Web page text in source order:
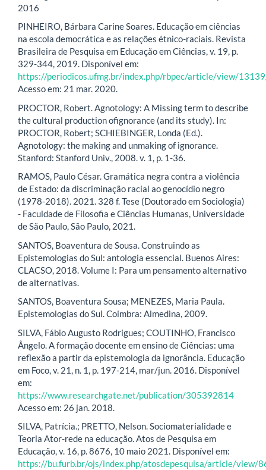
2016
PINHEIRO, Bárbara Carine Soares. Educação em ciências
na escola democrática e as relações étnico-raciais. Revista
Brasileira de Pesquisa em Educação em Ciências, v. 19, p.
329-344, 2019. Disponível em:
https://periodicos.ufmg.br/index.php/rbpec/article/view/
Acesso em: 21 mar. 2020.
PROCTOR, Robert. Agnotology: A Missing term to describe
the cultural production ofignorance (and its study). In:
PROCTOR, Robert; SCHIEBINGER, Londa (Ed.).
Agnotology: the making and unmaking of ignorance.
Stanford: Stanford Univ., 2008. v. 1, p. 1-36.
RAMOS, Paulo César. Gramática negra contra a violência
de Estado: da discriminação racial ao genocídio negro
(1978-2018). 2021. 328 f. Tese (Doutorado em Sociologia)
- Faculdade de Filosofia e Ciências Humanas, Universidade
de São Paulo, São Paulo, 2021.
SANTOS, Boaventura de Sousa. Construindo as
Epistemologias do Sul: antologia essencial. Buenos Aires:
CLACSO, 2018. Volume I: Para um pensamento alternativo
de alternativas.
SANTOS, Boaventura Sousa; MENEZES, Maria Paula.
Epistemologias do Sul. Coimbra: Almedina, 2009.
SILVA, Fábio Augusto Rodrigues; COUTINHO, Francisco
Ângelo. A formação docente em ensino de Ciências: uma
reflexão a partir da epistemologia da ignorância. Educação
em Foco, v. 21, n. 1, p. 197-214, mar/jun. 2016. Disponível
em:
https://www.researchgate.net/publication/305392814
Acesso em: 26 jan. 2018.
SILVA, Patrícia.; PRETTO, Nelson. Sociomaterialidade e
Teoria Ator-rede na educação. Atos de Pesquisa em
Educação, v. 16, p. 8676, 10 maio 2021. Disponível em:
https://bu.furb.br/ojs/index.php/atosdepesquisa/article/view/